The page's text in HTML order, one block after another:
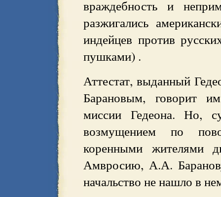
враждебность и
разжигались
индейцев против
пушками) .
Аттестат, выданный
Барановым, говорит
миссии Гедеона. Но,
возмущением по
коренными жителями
Амвросию, А.А.
начальство не нашло в